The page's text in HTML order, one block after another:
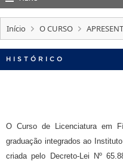
CONCURSOS
INTERNACIONAL
Início O CURSO
HISTÓRICO
O Curso de Licenciatura em
graduação integrados ao
criada pelo Decreto-Lei Nº